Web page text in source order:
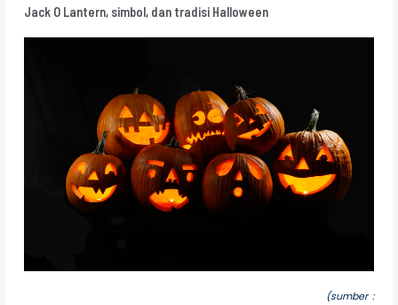
Jack O Lantern, simbol, dan tradisi Halloween
(sumber :